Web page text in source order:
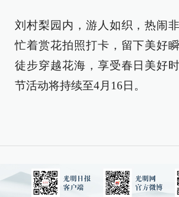
刘村梨园内，游人如织，热闹
忙着赏花拍照打卡，留下美好
徒步穿越花海，享受春日美好
节活动将持续至4月16日。